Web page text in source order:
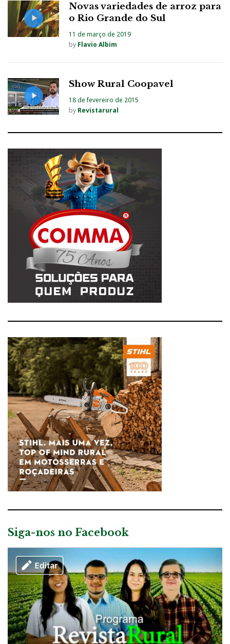
Novas variedades de arroz para
o Rio Grande do Sul
11 de março de 2019
by Flavio Albim
Show Rural Coopavel
18 de fevereiro de 2015
by Revistarural
Siga-nos no Facebook